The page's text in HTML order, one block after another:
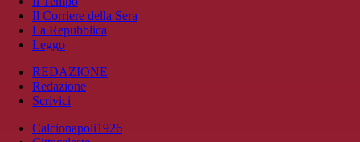
Il Corriere della Sera
La Repubblica
Leggo
REDAZIONE
Redazione
Scrivici
Calcionapoli1926